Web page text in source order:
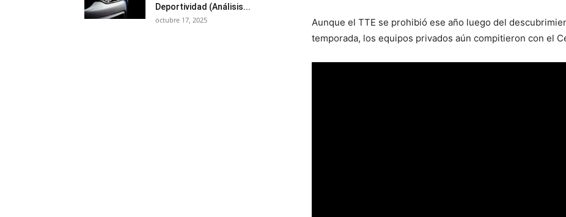
Aunque el TTE se prohibió ese año luego del
temporada, los equipos privados aún compitieron con el
Deportividad (Análisis...
octubre 17, 2025